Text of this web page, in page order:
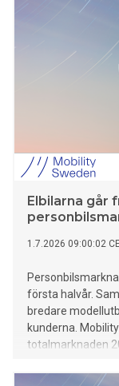
Elbilarna går
1.7.2026 09:00:02
första halvår.
bredare
kunderna.
totalmarknaden